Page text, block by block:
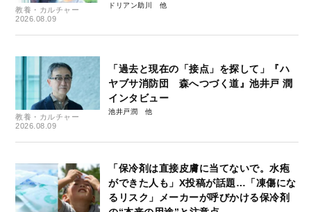
教養・カルチャー
2026.08.09
ドリアン助川
教養・カルチャー
2026.08.09
「過去と現在の「接点」を探して」『ハ
ヤブサ消防団 森へつづく道』池井戸 潤
インタビュー
池井戸潤
「保冷剤は直接皮膚に当てないで。水疱
ができた人も」X投稿が話題…「凍傷にな
るリスク」メーカーが呼びかける保冷剤